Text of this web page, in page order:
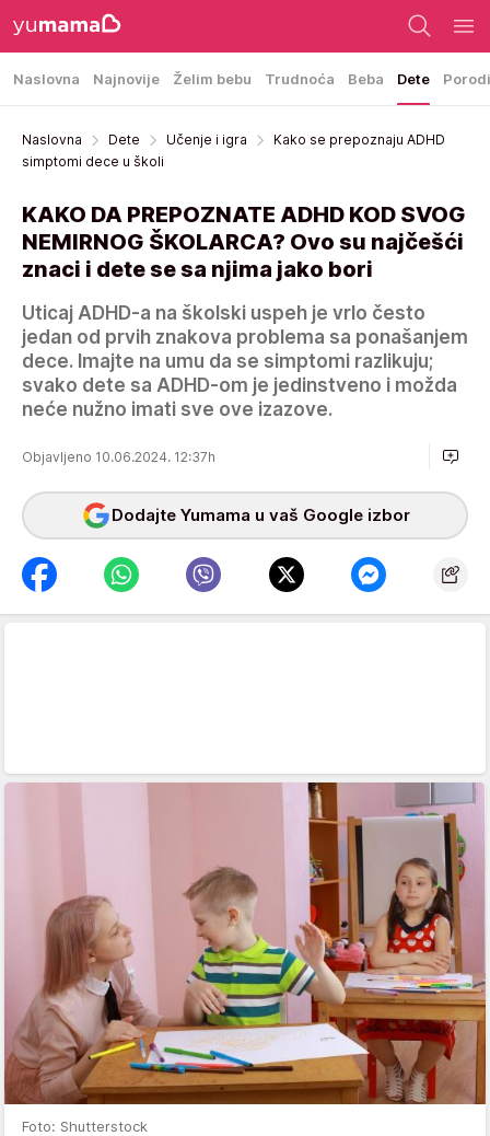
Naslovna Najnovije Želim bebu Trudnoća Beba Dete
Naslovna Dete Učenje i igra
Kako se prepoznaju ADHD
simptomi dece u školi
KAKO DA PREPOZNATE ADHD KOD SVOG
NEMIRNOG ŠKOLARCA? Ovo su najčešći
znaci i dete se sa njima jako bori
Uticaj ADHD-a na školski uspeh je vrlo često
jedan od prvih znakova problema sa ponašanjem
dece. Imajte na umu da se simptomi razlikuju;
svako dete sa ADHD-om je jedinstveno i možda
neće nužno imati sve ove izazove.
Objavljeno 10.06.2024. 12:37h
Dodajte Yumama u vaš Google izbor
Foto: Shutterstock